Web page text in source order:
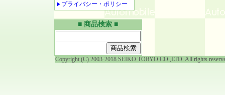
プライバシー・ポリシー
■ 商品検索 ■
Copyright (C) 2003-2018 SEIKO TORYO CO.,LTD. All rights